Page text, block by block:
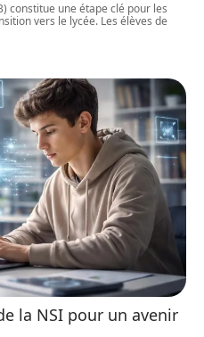
constitue une étape clé pour les
vers le lycée. Les élèves de
la NSI pour un avenir